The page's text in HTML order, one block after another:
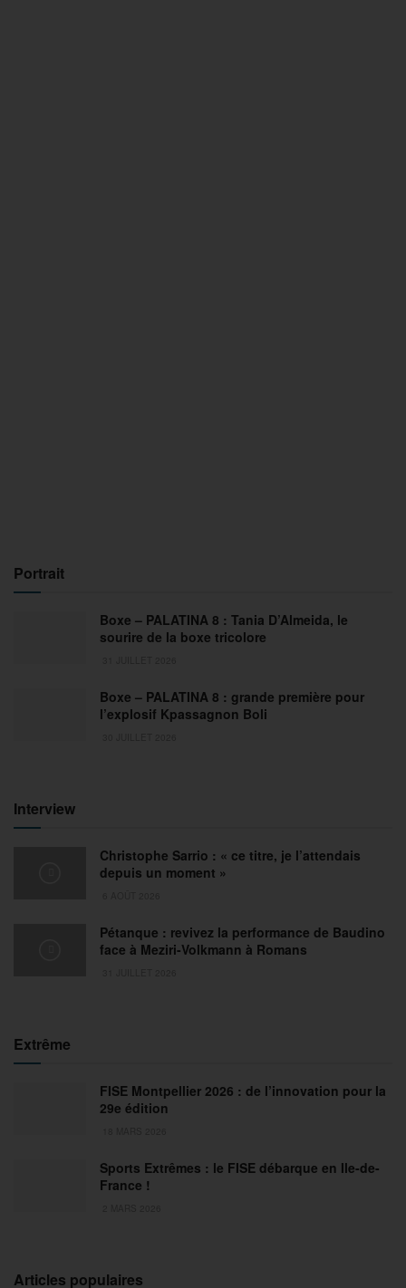
Portrait
Boxe – PALATINA 8 : Tania D’Almeida, le
sourire de la boxe tricolore
Boxe – PALATINA 8 : grande première pour
l’explosif Kpassagnon Boli
Interview
Christophe Sarrio : « ce titre, je l’attendais
depuis un moment »
Pétanque : revivez la performance de Baudino
face à Meziri-Volkmann à Romans
Extrême
FISE Montpellier 2026 : de l’innovation pour la
29e édition
Sports Extrêmes : le FISE débarque en Ile-de-
France !
Articles populaires